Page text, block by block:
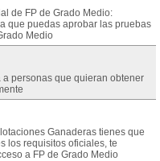
de FP de Grado Medio:
que puedas aprobar las pruebas
Medio
a personas que quieran obtener
Ganaderas tienes que
los requisitos oficiales, te
a FP de Grado Medio